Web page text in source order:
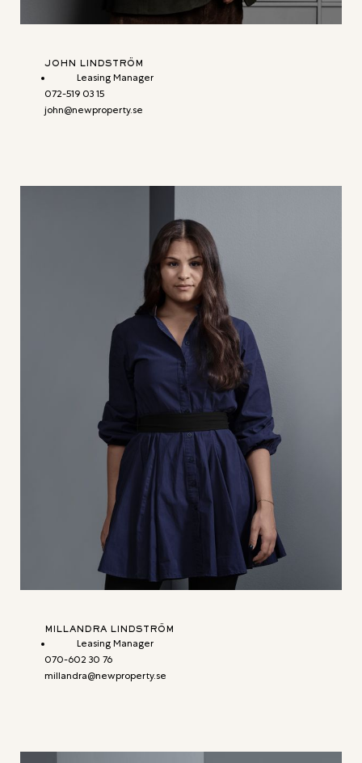
JOHN LINDSTRÖM
Leasing Manager
072-519 03 15
john@newproperty.se
MILLANDRA LINDSTRÖM
Leasing Manager
070-602 30 76
millandra@newproperty.se